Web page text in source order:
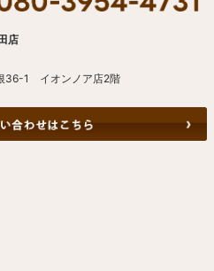
店
36-1 イオンノア店2階